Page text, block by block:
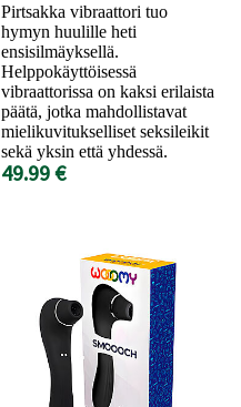
Pirtsakka vibraattori tuo
hymyn huulille heti
ensisilmäyksellä.
Helppokäyttöisessä
vibraattorissa on kaksi erilaista
päätä, jotka mahdollistavat
mielikuvitukselliset seksileikit
sekä yksin että yhdessä.
49.99 €